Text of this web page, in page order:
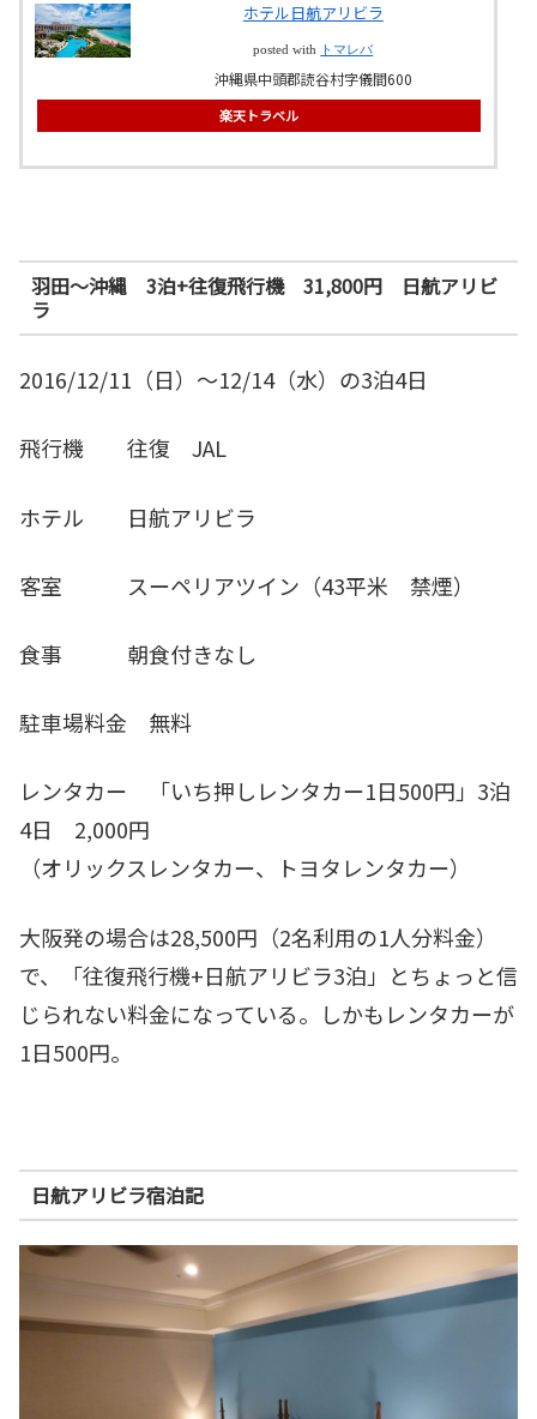
ホテル日航アリビラ
posted with トマレバ
沖縄県中頭郡読谷村字儀間600
楽天トラベル
羽田～沖縄 3泊+往復飛行機 31,800円 日航アリビ
ラ
2016/12/11（日）～12/14（水）の3泊4日
飛行機 往復 JAL
ホテル 日航アリビラ
客室 スーペリアツイン（43平米 禁煙）
食事 朝食付きなし
駐車場料金 無料
レンタカー 「いち押しレンタカー1日500円」3泊
4日 2,000円
（オリックスレンタカー、トヨタレンタカー）
大阪発の場合は28,500円（2名利用の1人分料金）
で、「往復飛行機+日航アリビラ3泊」とちょっと信
じられない料金になっている。しかもレンタカーが
1日500円。
日航アリビラ宿泊記